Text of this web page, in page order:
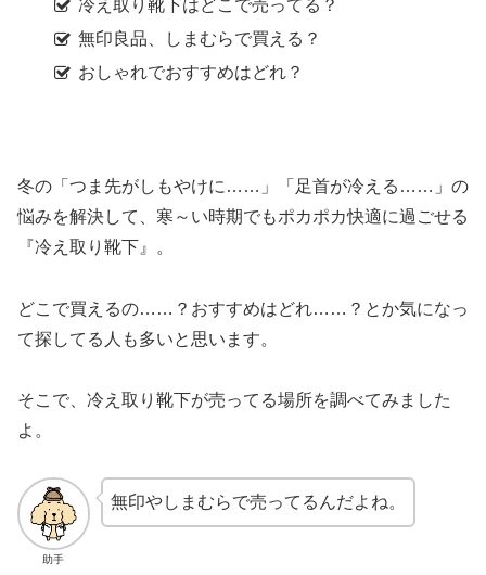
冷え取り靴下はどこで売ってる？
無印良品、しまむらで買える？
おしゃれでおすすめはどれ？
冬の「つま先がしもやけに……」「足首が冷える……」の
悩みを解決して、寒～い時期でもポカポカ快適に過ごせる
『冷え取り靴下』。
どこで買えるの……？おすすめはどれ……？とか気になっ
て探してる人も多いと思います。
そこで、冷え取り靴下が売ってる場所を調べてみました
よ。
助手
無印やしまむらで売ってるんだよね。